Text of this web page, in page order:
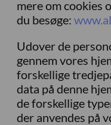
mere om cookies
du besøge:
Udover de
gennem vores
forskellige
data på denne
de forskellige
der anvendes på